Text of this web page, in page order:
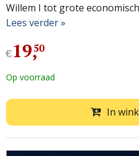
Willem I tot grote
Lees verder »
€19,
50
Op voorraad
In